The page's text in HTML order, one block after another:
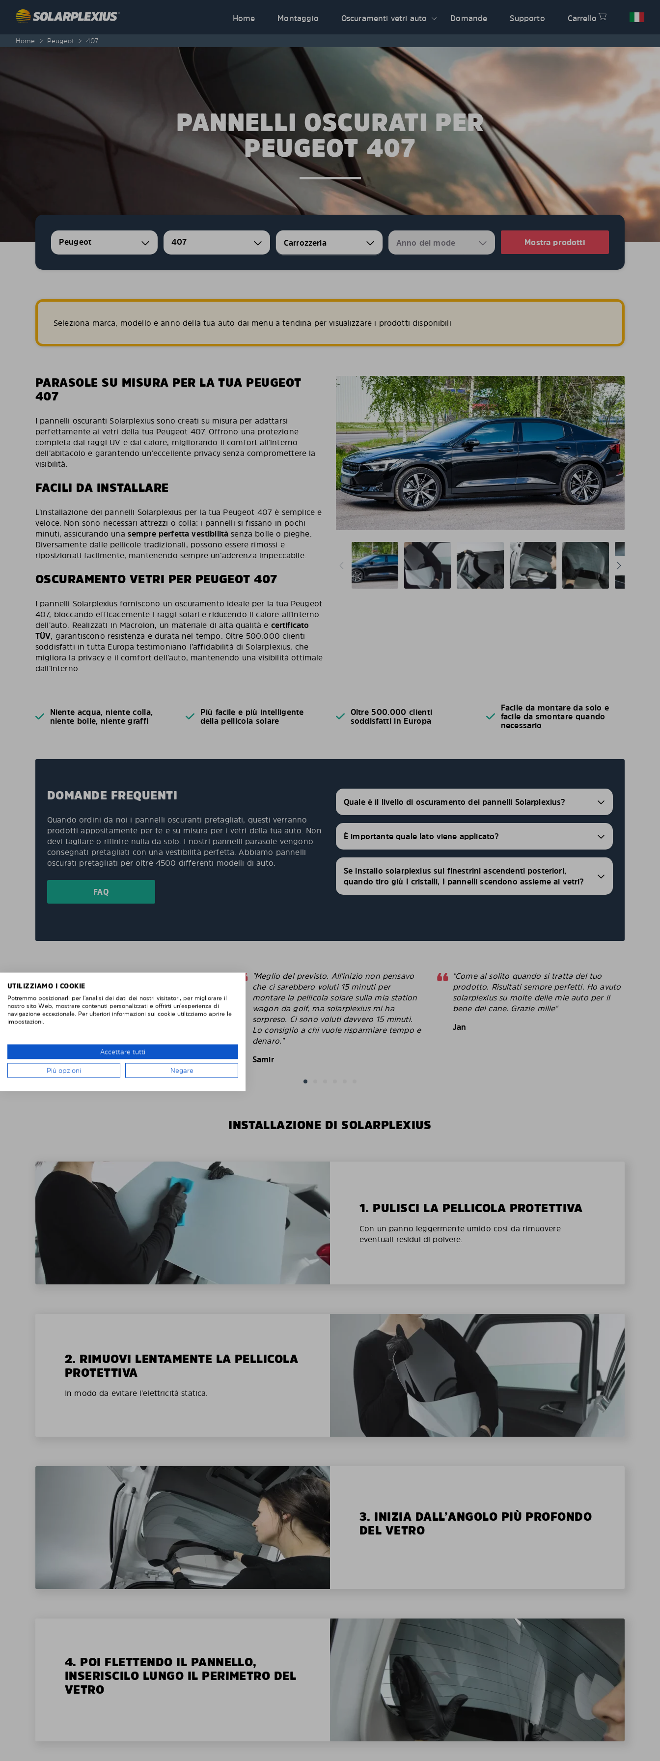
Home
Montaggio Oscuramenti vetri auto Domande Supporto Carrello
Home > Peugeot > 407
PANNELLI OSCURATI PER
PEUGEOT 407
Peugeot 407 Mostra prodotti
Seleziona marca, modello e anno della tua auto dai menu a tendina per visualizzare i prodotti disponibili
PARASOLE SU MISURA PER LA TUA PEUGEOT
407
I pannelli oscuranti Solarplexius sono creati su misura per adattarsi
perfettamente ai vetri della tua Peugeot 407. Offrono una protezione
completa dai raggi UV e dal calore, migliorando il comfort all’interno
dell’abitacolo e garantendo un’eccellente privacy senza compromettere la
visibilità.
FACILI DA INSTALLARE
L’installazione dei pannelli Solarplexius per la tua Peugeot 407 è semplice e
veloce. Non sono necessari attrezzi o colla: i pannelli si fissano in pochi
minuti, assicurando una sempre perfetta vestibilità senza bolle o pieghe.
Diversamente dalle pellicole tradizionali, possono essere rimossi e
riposizionati facilmente, mantenendo sempre un’aderenza impeccabile.
OSCURAMENTO VETRI PER PEUGEOT 407
I pannelli Solarplexius forniscono un oscuramento ideale per la tua Peugeot
407, bloccando efficacemente i raggi solari e riducendo il calore all’interno
dell’auto. Realizzati in Macrolon, un materiale di alta qualità e certificato
TÜV, garantiscono resistenza e durata nel tempo. Oltre 500.000 clienti
soddisfatti in tutta Europa testimoniano l’affidabilità di Solarplexius, che
migliora la privacy e il comfort dell’auto, mantenendo una visibilità ottimale
dall’interno.
Niente acqua, niente colla,
niente bolle, niente graffi
Più facile e più intelligente
della pellicola solare
Oltre 500.000 clienti
soddisfatti in Europa
Facile da montare da solo e
facile da smontare quando
necessario
DOMANDE FREQUENTI
Quando ordini da noi i pannelli oscuranti pretagliati, questi verranno
prodotti appositamente per te e su misura per i vetri della tua auto. Non
devi tagliare o rifinire nulla da solo. I nostri pannelli parasole vengono
consegnati pretagliati con una vestibilità perfetta. Abbiamo pannelli
oscurati pretagliati per oltre 4500 differenti modelli di auto.
FAQ
Quale è il livello di oscuramento dei pannelli Solarplexius?
È importante quale lato viene applicato?
Se installo solarplexius sui finestrini ascendenti posteriori,
quando tiro giù I cristalli, I pannelli scendono assieme ai vetri?
"Consegna veloce e facile installazione, due
grandi finestrini posteriori e due piccoli
finestrini posteriori sulle porte posteriori di
un Renault Trafic. Se vuoi rimuoverli, è facile,
se vuoi rimontarli, altrettanto facile. Difficile
protettive che attacchi direttamente alla
finestra. "
Robert
"Meglio del previsto. All'inizio non pensavo
che ci sarebbero voluti 15 minuti per
montare la pellicola solare sulla mia station
wagon da golf, ma solarplexius mi ha
sorpreso. Ci sono voluti davvero 15 minuti.
Lo consiglio a chi vuole risparmiare tempo e
denaro."
Samir
"Come al solito quando si tratta del tuo
prodotto. Risultati sempre perfetti. Ho avuto
solarplexius su molte delle mie auto per il
bene del cane. Grazie mille"
Jan
INSTALLAZIONE DI SOLARPLEXIUS
1. PULISCI LA PELLICOLA PROTETTIVA
Con un panno leggermente umido così da rimuovere
eventuali residui di polvere.
2. RIMUOVI LENTAMENTE LA PELLICOLA
PROTETTIVA
In modo da evitare l’elettricità statica.
3. INIZIA DALL’ANGOLO PIÙ PROFONDO
DEL VETRO
4. POI FLETTENDO IL PANNELLO,
INSERISCILO LUNGO IL PERIMETRO DEL
VETRO
UTILIZZIAMO I COOKIE
Potremmo posizionarli per l'analisi dei dati dei nostri visitatori, per migliorare il
nostro sito Web, mostrare contenuti personalizzati e offrirti un'esperienza di
navigazione eccezionale. Per ulteriori informazioni sui cookie utilizziamo aprire le
impostazioni.
Accettare tutti
Più opzioni Negare